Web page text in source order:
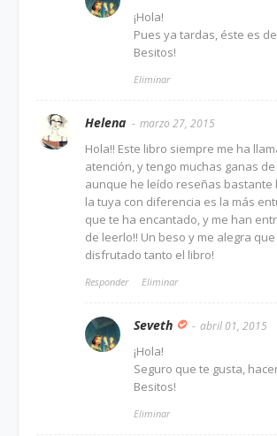
¡Hola!
Pues ya tardas, éste es
Besitos!
Eliminar
Helena marzo 27, 2015
Hola!! Este libro siempre me ha
atención, y tengo muchas ganas
aunque he leído reseñas bastante
la tuya con diferencia es la más
que te ha encantado, y me han
de leerlo!! Un beso y me alegra
disfrutado tanto el libro!
Responder Eliminar
Seveth abril 01, 2015
¡Hola!
Seguro que te gusta,
Besitos!
Eliminar